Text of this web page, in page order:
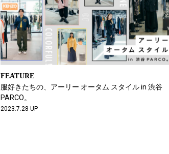
FEATURE
服好きたちの、アーリー オータム スタイル in 渋谷
PARCO。
2023.7.28 UP